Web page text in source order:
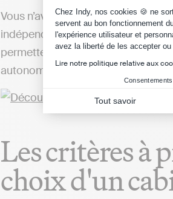
Plateforme de
Chez Indy, nos cookies 🍪 ne
servent au bon fonctionnement
l'expérience utilisateur et
avez la liberté de les accepter ou
Lire notre politique relative aux
Tout savoir
Vous n’avez pas nécessairement
indépendant. Il est tout à fait légal
permettent de transmettre les
autonomie, à l’inverse des
Les critères à
choix d'un